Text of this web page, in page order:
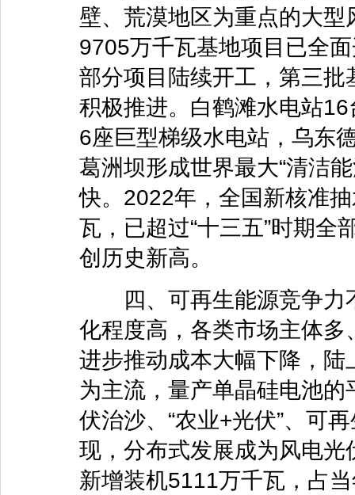
壁、荒漠地区为重点的大
9705万千瓦基地项目已全
部分项目陆续开工，第三
积极推进。白鹤滩水电站
6座巨型梯级水电站，乌东
葛洲坝形成世界最大“清洁
快。2022年，全国新核准
瓦，已超过“十三五”时期全
创历史新高。
四、可再生能源竞争力
化程度高，各类市场主体
进步推动成本大幅下降，
为主流，量产单晶硅电池
伏治沙、“农业+光伏”、可
现，分布式发展成为风电
新增装机5111万千瓦，占